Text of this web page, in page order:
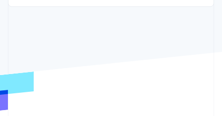
Atlas
Commerce de détail
État des API